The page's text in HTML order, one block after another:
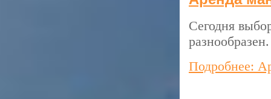
Сегодня
разнообразен.
Подробнее: